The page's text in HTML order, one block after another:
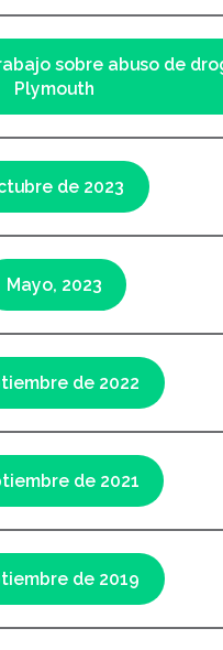
sobre abuso de
Plymouth
de 2023
Mayo, 2023
de 2022
de 2021
de 2019